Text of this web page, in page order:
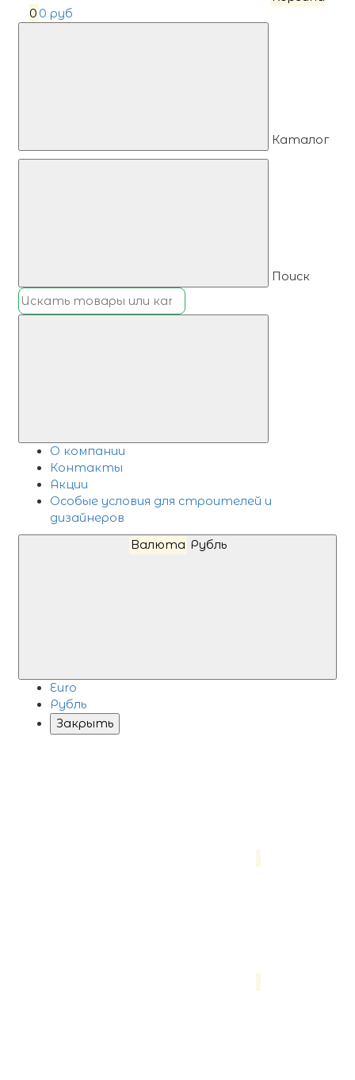
0 0 руб
Каталог
Поиск
О компании
Контакты
Акции
Особые условия для строителей и
дизайнеров
Валюта Рубль
Euro
Рубль
Закрыть